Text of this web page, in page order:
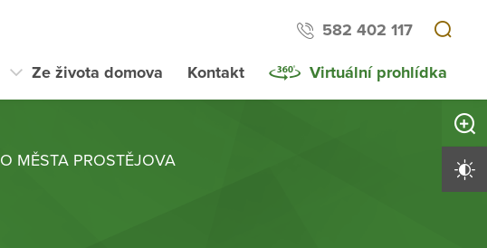
582 402 117
Ze života domova Kontakt Virtuální prohlídka
MĚSTA PROSTĚJOVA